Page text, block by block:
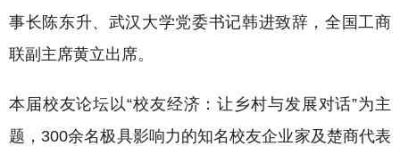
事长陈东升、武汉大学党委书记韩进致辞，全国工商
联副主席黄立出席。
本届校友论坛以“校友经济：让乡村与发展对话”为主
题，300余名极具影响力的知名校友企业家及楚商代表